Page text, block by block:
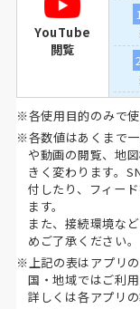
YouTube
閲覧
※各使用目的のみで
※各数値はあくまで
や動画の閲覧、地
きく変わります。
付したり、フィー
ます。
また、接続環境な
めご了承ください。
※上記の表はアプリ
国・地域ではご利
詳しくは各アプリ